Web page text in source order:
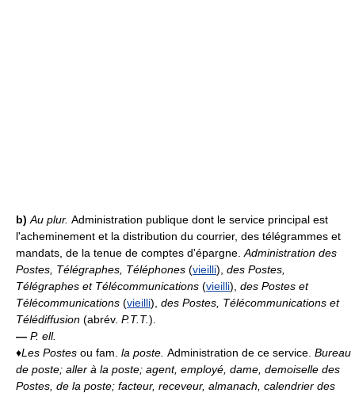
b) Au plur. Administration publique dont le service principal est
l'acheminement et la distribution du courrier, des télégrammes et
mandats, de la tenue de comptes d'épargne. Administration des
Postes, Télégraphes, Téléphones (vieilli), des Postes,
Télégraphes et Télécommunications (vieilli), des Postes et
Télécommunications (vieilli), des Postes, Télécommunications et
Télédiffusion (abrév. P.T.T.).
— P. ell.
♦Les Postes ou fam. la poste. Administration de ce service. Bureau
de poste; aller à la poste; agent, employé, dame, demoiselle des
Postes, de la poste; facteur, receveur, almanach, calendrier des